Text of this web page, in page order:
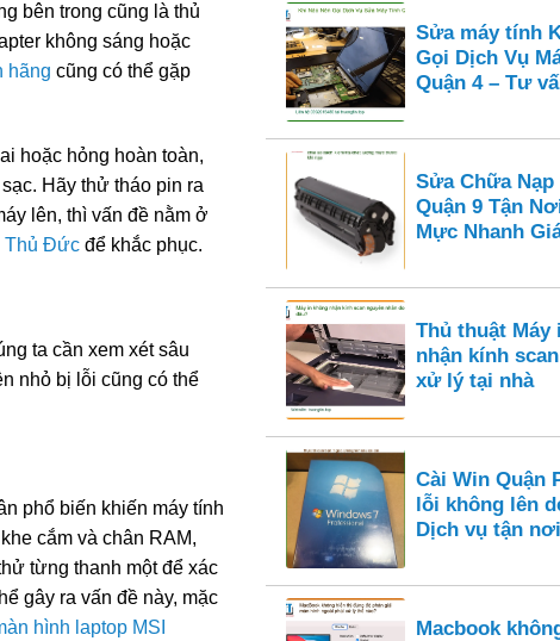
bên trong cũng là thủ
không sáng hoặc
hãng cũng có thể gặp
hoặc hỏng hoàn toàn,
Hãy thử tháo pin ra
lên, thì vấn đề nằm ở
Thủ Đức để khắc phục.
ta cần xem xét sâu
nhỏ bị lỗi cũng có thể
phổ biến khiến máy tính
cắm và chân RAM,
từng thanh một để xác
gây ra vấn đề này, mặc
hình laptop MSI
Sửa máy tính
Gọi Dịch Vụ
Quận 4 – Tư
Sửa Chữa
Quận 9 Tận
Mực Nhanh
Thủ thuật Máy
nhận kính
xử lý tại nhà
Cài Win Quận
lỗi không lên
Dịch vụ tận nơi
Macbook